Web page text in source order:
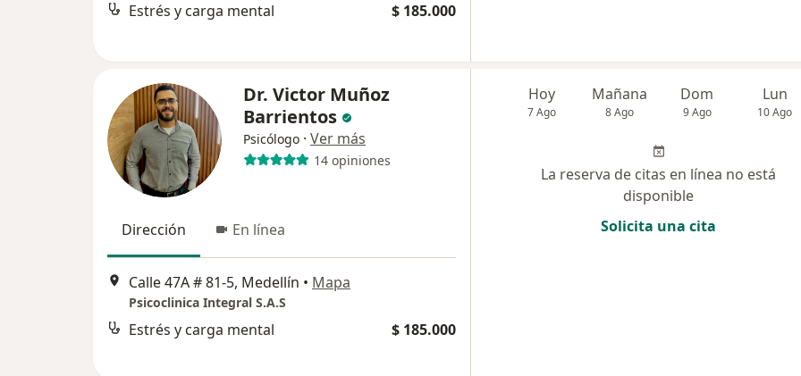
Estrés y carga mental $ 185.000
Dr. Victor Muñoz
Barrientos
Psicólogo · Ver más
14 opiniones
Dirección En línea
Calle 47A # 81-5, Medellín • Mapa
Psicoclinica Integral S.A.S
Estrés y carga mental $ 185.000
Hoy
7 Ago
Mañana
8 Ago
Dom
9 Ago
Lun
10 Ago
La reserva de citas en línea no está
disponible
Solicita una cita